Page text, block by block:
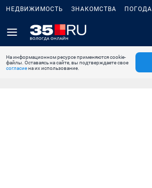
НЕДВИЖИМОСТЬ ЗНАКОМСТВА ПОГОДА
На информационном ресурсе применяются cookie-
файлы. Оставаясь на сайте, вы подтверждаете свое
согласиена их использование.